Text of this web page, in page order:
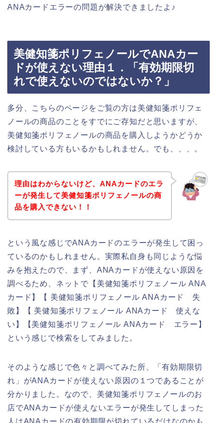
ANAカードエラーの問題が解決できましたよ♪
美健知箋ポリフェノールでANAカー
ドが使えない理由１．「有効期限切
れで使えないのではないか？」
多分、こちらのページをご覧の方は美健知箋ポリフェ
ノールの商品のことをすでにご存知だと思いますが、
美健知箋ポリフェノールの商品を購入しようかどうか
検討している方もいるかもしれません。でも、、、。
理由はわからないけど、ANAカードのエラ
ーが発生して美健知箋ポリフェノールの商
品を購入できない！！
という風な感じでANAカードのエラーが発生して困っ
ているのかもしれません。実際私自身も同じような悩
みを抱えたので、まず、ANAカードが使えない原因を
調べるため、ネットで【美健知箋ポリフェノール ANA
カード】【 美健知箋ポリフェノール ANAカード 失
敗】【 美健知箋ポリフェノール ANAカード 使えな
い】【美健知箋ポリフェノール ANAカード エラー】
という感じで検索をしてみました。
そのような感じで色々と調べてみた所、「有効期限切
れ」がANAカードが使えない原因の１つであることが
分かりました。なので、美健知箋ポリフェノールのお
店でANAカードが使えないエラーが発生してしまった